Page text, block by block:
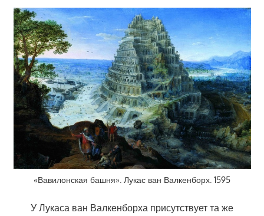
«Вавилонская башня». Лукас ван Валкенборх. 1595
У Лукаса ван Валкенборха присутствует та же